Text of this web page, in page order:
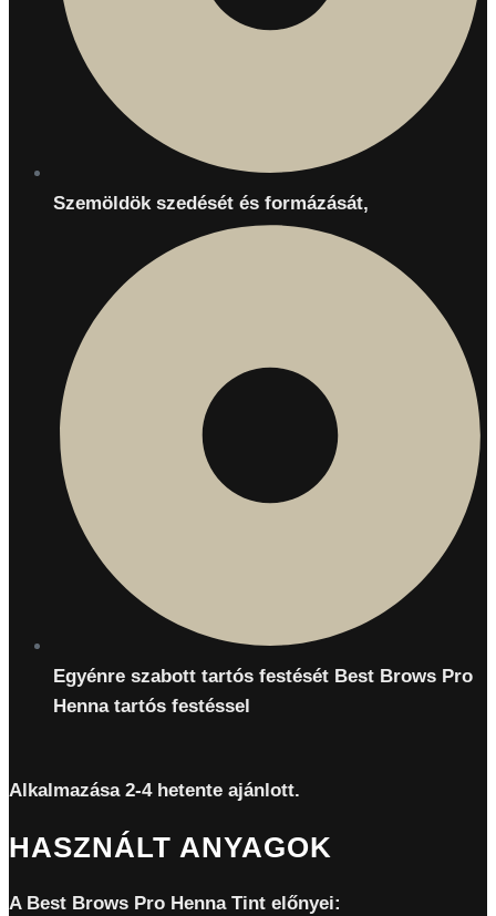
Szemöldök szedését és formázását,
Egyénre szabott tartós festését Best Brows Pro
Henna tartós festéssel
Alkalmazása 2-4 hetente ajánlott.
HASZNÁLT ANYAGOK
A Best Brows Pro Henna Tint előnyei: